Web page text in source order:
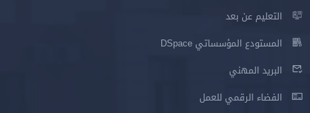
التعليم عن بعد
المستودع المؤسساتي DSpace
البريد المهني
الفضاء الرقمي للعمل